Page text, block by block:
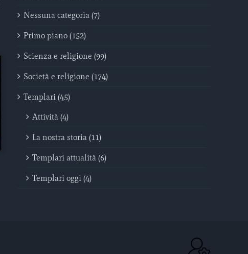
Nessuna categoria (7)
Primo piano (152)
Scienza e religione (99)
Società e religione (174)
Templari (45)
Attività (4)
La nostra storia (11)
Templari attualità (6)
Templari oggi (4)